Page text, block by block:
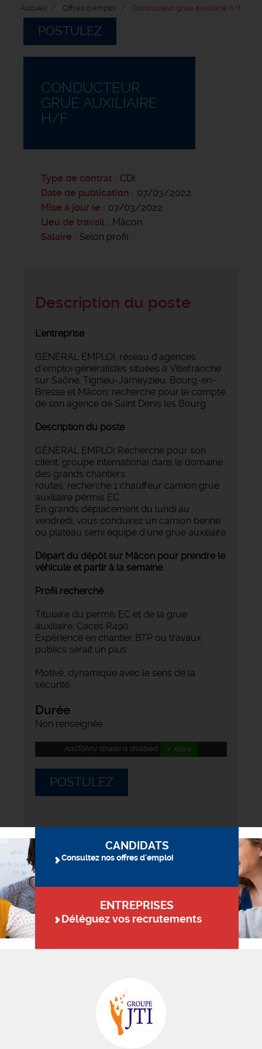
Accueil Offres d'emploi Conducteur grue auxiliaire h/f
POSTULEZ
CONDUCTEUR
GRUE AUXILIAIRE
H/F
Type de contrat
CDI
Date de publication
07/03/2022
Mise à jour le
07/03/2022
Lieu de travail
Mâcon
Salaire
Selon profil
Description du poste
L'entreprise
GÉNÉRAL EMPLOI, réseau d'agences
d’emploi généralistes situées à Villefranche
sur Saône, Tignieu-Jameyzieu, Bourg-en-
Bresse et Mâcon, recherche pour le compte
de son agence de Saint Denis les Bourg.
Description du poste
GÉNÉRAL EMPLOI Recherche pour son
client, groupe international dans le domaine
des grands chantiers
routes, recherche 1 chauffeur camion grue
auxiliaire permis EC.
En grands déplacement du lundi au
vendredi, vous conduirez un camion benne
ou plateau semi équipé d'une grue auxiliaire
Départ du dépôt sur Mâcon pour prendre le
véhicule et partir à la semaine.
Profil recherché
Titulaire du permis EC et de la grue
auxiliaire, Caces R490.
Expérience en chantier BTP ou travaux
publics serait un plus.
Motivé, dynamique avec le sens de la
sécurité.
Durée
Non renseignée
AddToAny (share) is disabled. ✓ Allow
POSTULEZ
CANDIDATS
Consultez nos offres d'emploi
ENTREPRISES
Déléguez vos recrutements